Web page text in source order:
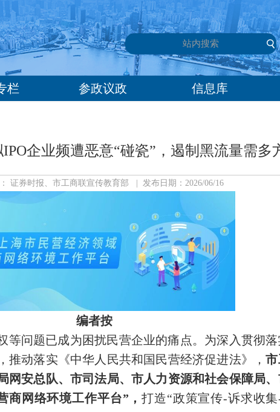
栏 参政议政 信息库
IPO企业频遭恶意“碰瓷”，遏制黑流量需多
证券时报、市工商联宣传教育部 | 发布日期：2026/06/16
编者按
等问题已成为困扰民营企业的痛点。为深入贯彻
推动落实《中华人民共和国民营经济促进法》，
网安总队、市司法局、市人力资源和社会保障局
商网络环境工作平台”，打造“政策宣传-诉求收